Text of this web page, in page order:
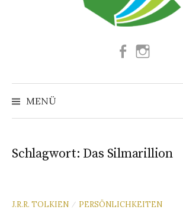
Facebook
MENÜ
Schlagwort: Das Silmarillion
J.R.R. TOLKIEN / PERSÖNLICHKEITEN